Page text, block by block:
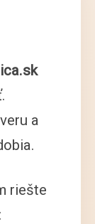
a
riešte